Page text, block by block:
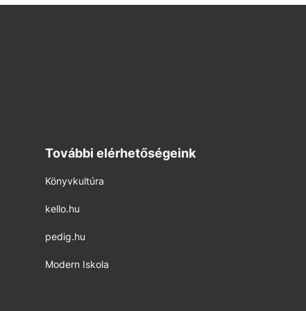
További elérhetőségeink
Könyvkultúra
kello.hu
pedig.hu
Modern Iskola